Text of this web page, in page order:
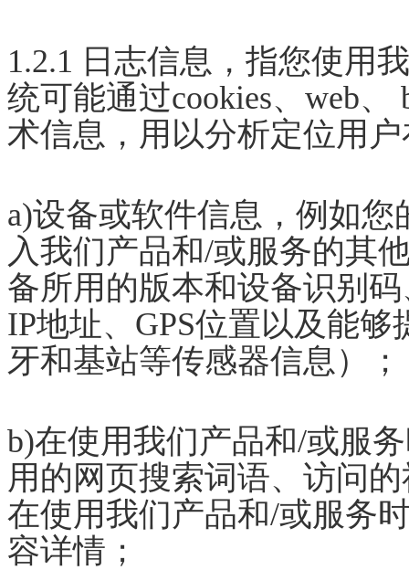
1.2.1 日志信息，指您使用
统可能通过cookies、web
术信息，用以分析定位用
a)设备或软件信息，例如
入我们产品和/或服务的其
备所用的版本和设备识别
IP地址、GPS位置以及能
牙和基站等传感器信息）；
b)在使用我们产品和/或服
用的网页搜索词语、访问
在使用我们产品和/或服务
容详情；